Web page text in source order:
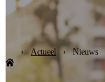
Actueel Nieuws